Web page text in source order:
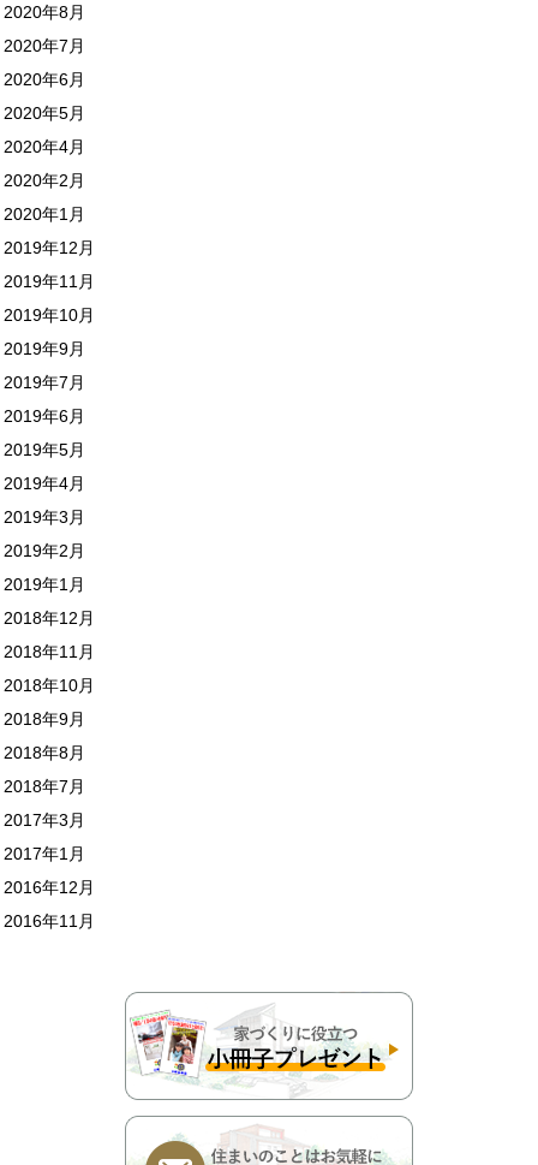
2020年8月
2020年7月
2020年6月
2020年5月
2020年4月
2020年2月
2020年1月
2019年12月
2019年11月
2019年10月
2019年9月
2019年7月
2019年6月
2019年5月
2019年4月
2019年3月
2019年2月
2019年1月
2018年12月
2018年11月
2018年10月
2018年9月
2018年8月
2018年7月
2017年3月
2017年1月
2016年12月
2016年11月